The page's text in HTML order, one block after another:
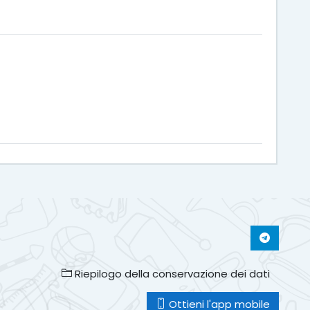
Riepilogo della conservazione dei dati
Ottieni l'app mobile